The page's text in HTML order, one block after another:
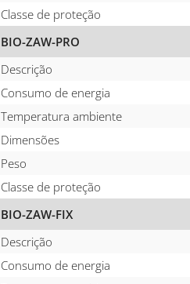
Classe de proteção
BIO-ZAW-PRO
Descrição
Consumo de energia
Temperatura ambiente
Dimensões
Peso
Classe de proteção
BIO-ZAW-FIX
Descrição
Consumo de energia